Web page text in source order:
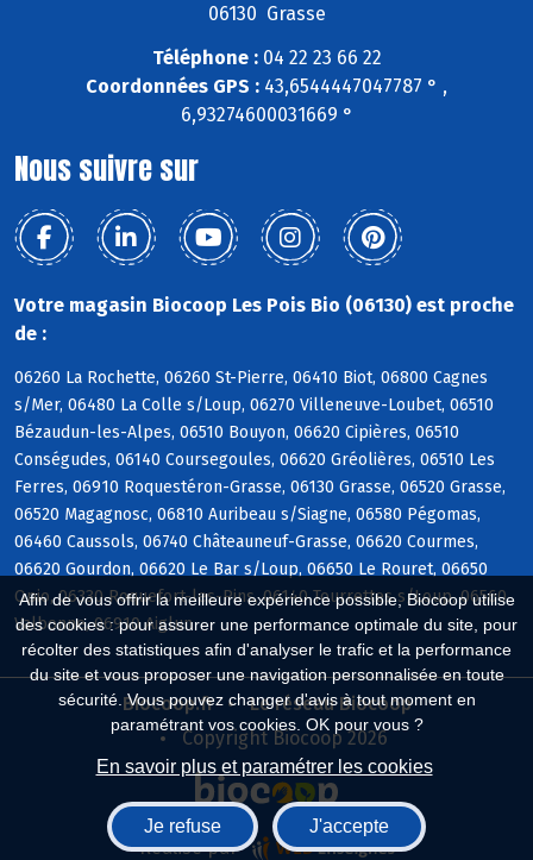
Afin de vous offrir la meilleure expérience possible, Biocoop utilise
des cookies : pour assurer une performance optimale du site, pour
récolter des statistiques afin d'analyser le trafic et la performance
du site et vous proposer une navigation personnalisée en toute
sécurité. Vous pouvez changer d'avis à tout moment en
paramétrant vos cookies. OK pour vous ?
En savoir plus et paramétrer les cookies
Je refuse J'accepte
06130 Grasse
Téléphone :04 22 23 66 22
Coordonnées GPS : 43,6544447047787 ° ,
6,93274600031669 °
Nous suivre sur
Votre magasin Biocoop Les Pois Bio (06130) est proche
de :
06260 La Rochette, 06260 St-Pierre, 06410 Biot, 06800 Cagnes
s/Mer, 06480 La Colle s/Loup, 06270 Villeneuve-Loubet, 06510
Bézaudun-les-Alpes, 06510 Bouyon, 06620 Cipières, 06510
Conségudes, 06140 Coursegoules, 06620 Gréolières, 06510 Les
Ferres, 06910 Roquestéron-Grasse, 06130 Grasse, 06520 Grasse,
06520 Magagnosc, 06810 Auribeau s/Siagne, 06580 Pégomas,
06460 Caussols, 06740 Châteauneuf-Grasse, 06620 Courmes,
06620 Gourdon, 06620 Le Bar s/Loup, 06650 Le Rouret, 06650
Opio, 06330 Roquefort-les-Pins, 06140 Tourrettes s/Loup, 06560
Valbonne, 06910 Aiglun
Biocoop.fr
Le réseau Biocoop
Copyright Biocoop 2026
Réalisé par